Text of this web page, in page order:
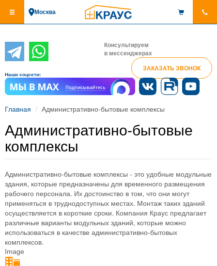
основному
Москва
Консультируем
в мессенджерах
ЗАКАЗАТЬ ЗВОНОК
Наши соцсети:
Главная Административно-бытовые комплексы
Административно-бытовые
комплексы
Административно-бытовые комплексы - это удобные модульные
здания, которые предназначены для временного размещения
рабочего персонала. Их достоинство в том, что они могут
применяться в труднодоступных местах. Монтаж таких зданий
осуществляется в короткие сроки. Компания Краус предлагает
различные варианты модульных зданий, которые можно
использоваться в качестве административно-бытовых
комплексов.
Image